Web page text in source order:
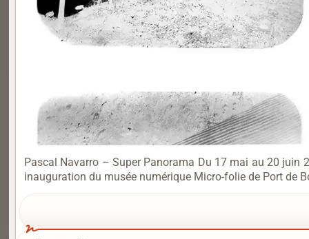
Pascal Navarro – Super Panorama Du 17 mai au 20 juin
inauguration du musée numérique Micro-folie de Port de